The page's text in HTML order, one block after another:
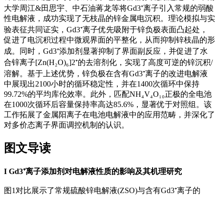
大学周江&田思宇、中石油蒋龙等将Gd3⁺离子引入常规的弱酸
性电解液，成功实现了无枝晶的锌金属电沉积。理论模拟与实
验表征共同证实，Gd3⁺离子优先吸附于锌负极表面凸起处，
促进了电沉积过程中微观界面的平整化，从而抑制锌枝晶的形
成。同时，Gd3⁺添加剂显著抑制了界面副反应，并促进了水
合锌离子[Zn(H₂O)₆]2⁺的去溶剂化，实现了高度可逆的锌沉积/
溶解。基于上述优势，锌负极在含有Gd3⁺离子的改进电解液
中展现出2100小时的循环稳定性，并在1400次循环中保持
99.72%的平均库伦效率。此外，匹配NH₄V₄O₁₀正极的全电池
在1000次循环后容量保持率高达85.6%，显著优于对照组。该
工作拓展了金属阳离子在电池电解液中的应用范畴，并深化了
对多价态离子界面调控机制的认识。
图文导读
I Gd3⁺离子添加剂对电解液性质的影响及其机理研究
图1对比展示了常规硫酸锌电解液(ZSO)与含有Gd3⁺离子的